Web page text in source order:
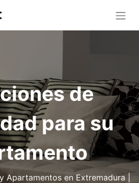
de
para su
Apartamentos en Extremadura |